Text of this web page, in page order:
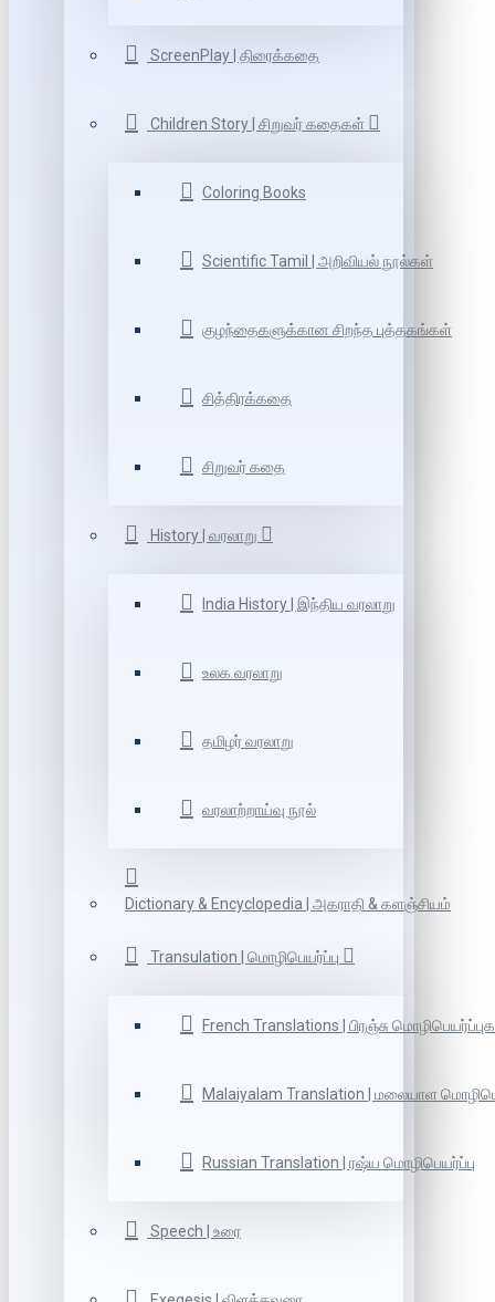
ScreenPlay | திரைக்கதை
Children Story | சிறுவர் கதைகள்
Coloring Books
Scientific Tamil | அறிவியல் நூல்கள்
குழந்தைகளுக்கான சிறந்த புத்தகங்கள்
சித்திரக்கதை
சிறுவர் கதை
History | வரலாறு
India History | இந்திய வரலாறு
உலக வரலாறு
தமிழர் வரலாறு
வரலாற்றாய்வு நூல்
Dictionary & Encyclopedia | அகராதி & களஞ்சியம்
Transulation | மொழிபெயர்ப்பு
French Translations | பிரஞ்சு
Malaiyalam Translation | மலையாள
Russian Translation | ரஷ்ய மொழிபெயர்ப்பு
Speech | உரை